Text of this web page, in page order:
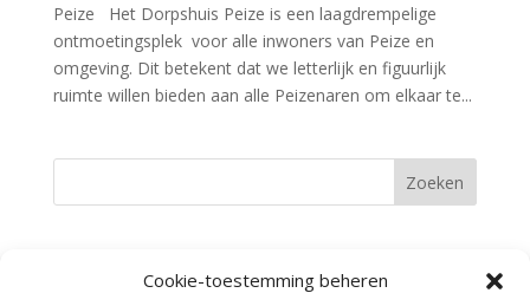
Cookie-toestemming beheren
Peize Het Dorpshuis Peize is een laagdrempelige
ontmoetingsplek voor alle inwoners van Peize en
omgeving. Dit betekent dat we letterlijk en figuurlijk
ruimte willen bieden aan alle Peizenaren om elkaar te...